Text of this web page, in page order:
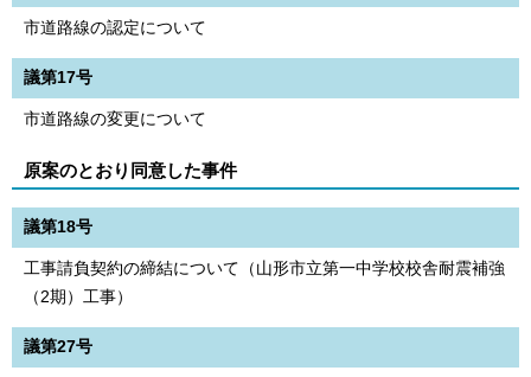
市道路線の認定について
議第17号
市道路線の変更について
原案のとおり同意した事件
議第18号
工事請負契約の締結について（山形市立第一中学校校舎耐震補強
（2期）工事）
議第27号